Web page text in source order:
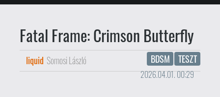
Crimson Butterfly számomra nem
horror volt, hanem egy
láthatatlan kéz, amely lassan,